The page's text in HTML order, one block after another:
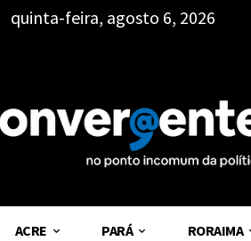
quinta-feira, agosto 6, 2026
ACRE PARÁ RORAIMA